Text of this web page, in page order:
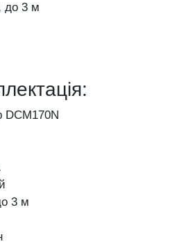
до 3 м
DCM170N
3 м